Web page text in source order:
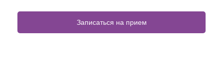
Записаться на прием